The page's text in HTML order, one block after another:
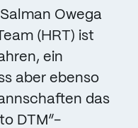
Owega
(HRT) ist
ein
aber ebenso
das
DTM“-